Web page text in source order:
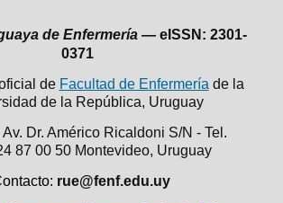
de Enfermería — eISSN: 2301-
0371
de Facultad de Enfermería de la
de la República, Uruguay
Dr. Américo Ricaldoni S/N - Tel.
87 00 50 Montevideo, Uruguay
rue@fenf.edu.uy